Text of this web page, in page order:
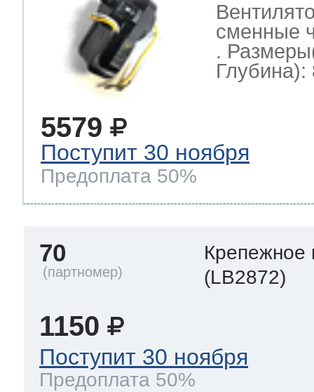
сменные
.
Глубина):
5579
Поступит 30 ноября
Предоплата 50%
70
Крепежное
(LB2872)
1150
Поступит 30 ноября
Предоплата 50%